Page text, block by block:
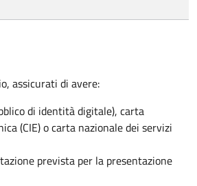
assicurati di avere:
di identità digitale), carta
(CIE) o carta nazionale dei servizi
prevista per la presentazione